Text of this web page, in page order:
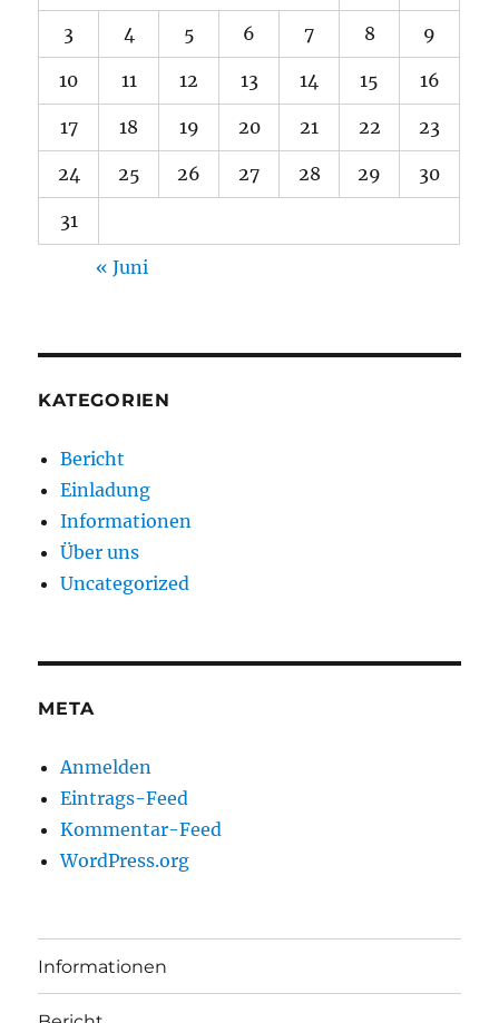
3 4 5 6 7 8 9
10 11 12 13 14 15 16
17 18 19 20 21 22 23
24 25 26 27 28 29 30
31
« Juni
KATEGORIEN
Bericht
Einladung
Informationen
Über uns
Uncategorized
META
Anmelden
Eintrags-Feed
Kommentar-Feed
WordPress.org
Informationen